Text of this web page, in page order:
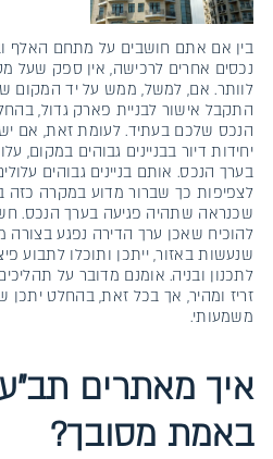
בין אם אתם חושבים על מתחם האלף
נכסים אחרים לרכישה, אין ספק שעל
לוותר. אם, למשל, ממש על יד המקום
התקבל אישור לבניית פארק גדול,
הנכס שלכם בעתיד. לעומת זאת, אם
יחידות דיור בבניינים גבוהים במקום,
בערך הנכס. אותם בניינים גבוהים
לצפיפות כך שברור מדוע במקרה כזה
שכנראה שתהיה פגיעה בערך הנכס.
להוכיח שאכן ערך הדירה נפגע בצורה
שנעשות באזור, ייתכן ותוכלו לתבוע
לתכנון ובניה. אומנם מדובר על
זריז ומהיר, אך בכל זאת, בהחלט יתכן
משמעותי.
איך מאתרים
באמת מסובך?